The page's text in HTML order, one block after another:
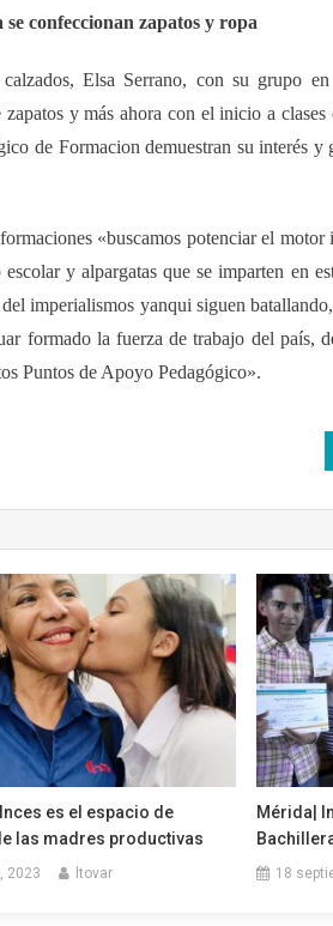
confeccionan zapatos y ropa
Elsa Serrano, con su grupo
y más ahora con el inicio a
de Formacion demuestran su interés y
«buscamos potenciar el
y alpargatas que se imparten en
imperialismos yanqui siguen
formado la fuerza de trabajo del país,
Puntos de Apoyo Pedagógico».
Inces es el espacio de
las madres productivas
2023 ltovar
Mérida|
18